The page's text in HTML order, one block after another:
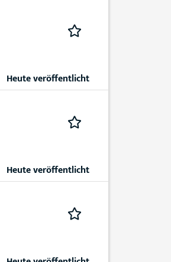
Heute veröffentlicht
Heute veröffentlicht